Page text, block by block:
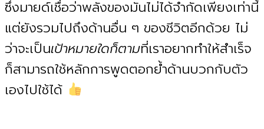
ซึ่งมายด์เชื่อว่าพลังของมันไม่ได้จำกัดเพียงเท่านี้
แต่ยังรวมไปถึงด้านอื่น ๆ ของชีวิตอีกด้วย ไม่
ว่าจะเป็นเป้าหมายใดก็ตามที่เราอยากทำให้สำเร็จ
ก็สามารถใช้หลักการพูดตอกย้ำด้านบวกกับตัว
เองไปใช้ได้